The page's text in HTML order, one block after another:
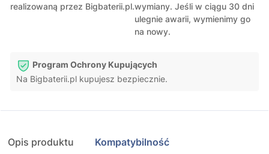
realizowaną przez Bigbaterii.pl.wymiany. Jeśli w ciągu 30 dni
ulegnie awarii, wymienimy go
na nowy.
Program Ochrony Kupujących
Na Bigbaterii.pl kupujesz bezpiecznie.
Opis produktu Kompatybilność